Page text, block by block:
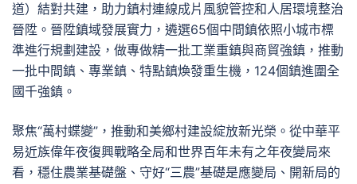
道）結對共建，助力鎮村連線成片風貌管控和人居環境整治
晉陞。晉陞鎮域發展實力，遴選65個中間鎮依照小城市標
準進行規劃建設，做專做精一批工業重鎮與商貿強鎮，推動
一批中間鎮、專業鎮、特點鎮煥發重生機，124個鎮進圍全
國千強鎮。
聚焦“萬村蝶變”，推動和美鄉村建設綻放新光榮。從中華平
易近族偉年夜復興戰略全局和世界百年未有之年夜變局來
看，穩住農業基礎盤、守好“三農”基礎是應變局、開新局的